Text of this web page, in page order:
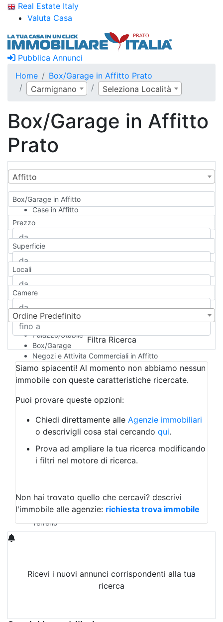
Real Estate Italy
Valuta Casa
Pubblica Annunci
Home
Box/Garage in Affitto Prato
Carmignano
Seleziona Località
Box/Garage in Affitto
Prato
Affitto
Box/Garage in Affitto
Case in Affitto
Qualsiasi
Appartamento
Casa indipendente
Casa Semi-indipendente
Attico/Mansarda
Rustico/Casale
Camera d'Albergo
Multiproprietà
Palazzo/Stabile
Box/Garage
Negozi e Attivita Commerciali in Affitto
Qualsiasi
Attività/Licenza Commerciale
Azienda Agricola
Bar/Ristorante
Albergo
Laboratorio Artigianale
Negozio/locale commerciale
Agriturismo
Magazzini
Qualsiasi
Terreno edificabile
Terreno
Prezzo
Superficie
Locali
Camere
Ordine Predefinito
Filtra Ricerca
Siamo spiacenti! Al momento non abbiamo nessun
immobile con queste caratteristiche ricercate.
Puoi provare queste opzioni:
Chiedi direttamente alle Agenzie immobiliari
o descrivigli cosa stai cercando qui.
Prova ad ampliare la tua ricerca modificando
i filtri nel motore di ricerca.
Non hai trovato quello che cercavi? descrivi
l'immobile alle agenzie: richiesta trova immobile
Ricevi i nuovi annunci corrispondenti alla tua
ricerca